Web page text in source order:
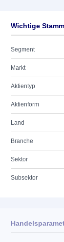
Wichtige
Segment
Markt
Aktientyp
Aktienform
Land
Branche
Sektor
Subsektor